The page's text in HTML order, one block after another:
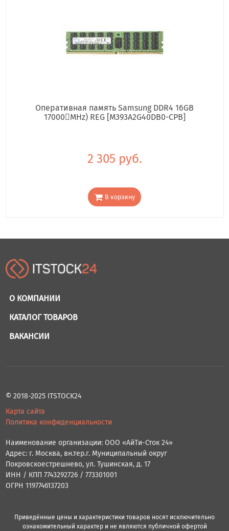
Оперативная память Samsung DDR4 16GB
17000񢋕MHz) REG [M393A2G40DB0-CPB]
2 305 руб.
В корзину
О КОМПАНИИ
КАТАЛОГ ТОВАРОВ
ВАКАНСИИ
© 2018-2025 ITSTOCK24
Карта сайта
Политика конфиденциальности
Наименование организации: ООО «АйТи-Сток 24»
Адрес: г. Москва, вн.тер.г. Муниципальный округ
Покровскоестрешнево, ул. Тушинская, д. 17
ИНН / КПП 7743292726 / 773301001
ОГРН 1197746137203
Приведённые цены и характеристики товаров носят исключительно
ознакомительный характер и не являются публичной офертой